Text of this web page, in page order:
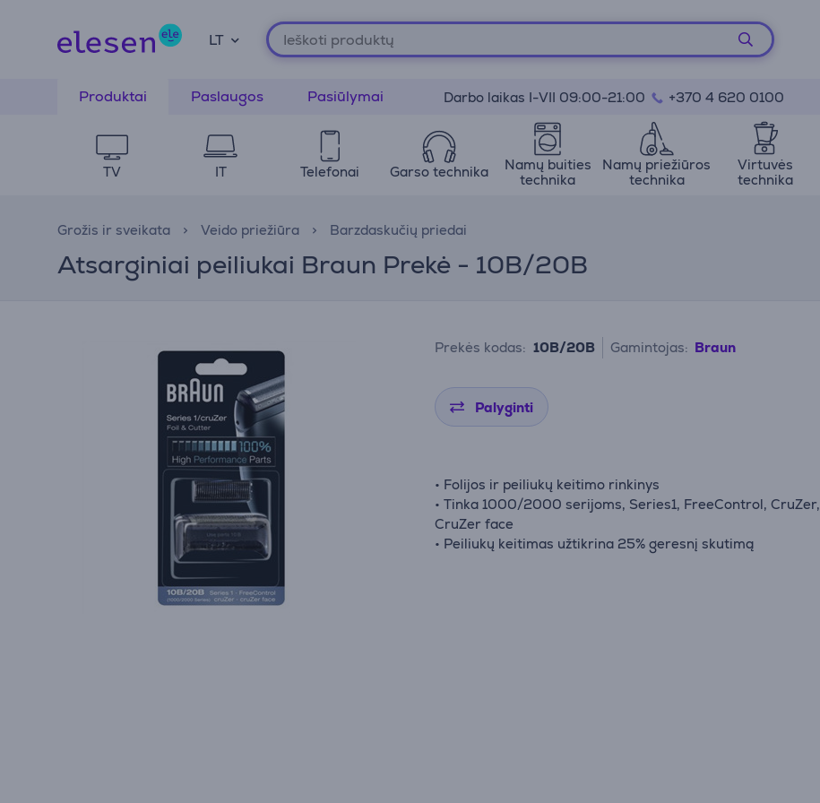
LT
Produktai Paslaugos Pasiūlymai Darbo laikas I-VII 09:00-21:00 +370 4 620 0100
TV IT Telefonai Garso technika
Namų buities
technika
Namų priežiūros
technika
Virtuvės
technika
Grožis ir sveikata Veido priežiūra Barzdaskučių priedai
Atsarginiai peiliukai Braun Prekė - 10B/20B
Prekės kodas: 10B/20B Gamintojas: Braun
Palyginti
• Folijos ir peiliukų keitimo rinkinys
• Tinka 1000/2000 serijoms, Series1, FreeControl, CruZer,
CruZer face
• Peiliukų keitimas užtikrina 25% geresnį skutimą